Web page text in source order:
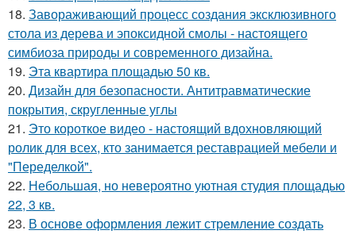
18. Завораживающий процесс создания эксклюзивного
стола из дерева и эпоксидной смолы - настоящего
симбиоза природы и современного дизайна.
19. Эта квартира площадью 50 кв.
20. Дизайн для безопасности. Антитравматические
покрытия, скругленные углы
21. Это короткое видео - настоящий вдохновляющий
ролик для всех, кто занимается реставрацией мебели и
"Переделкой".
22. Небольшая, но невероятно уютная студия площадью
22, 3 кв.
23. В основе оформления лежит стремление создать